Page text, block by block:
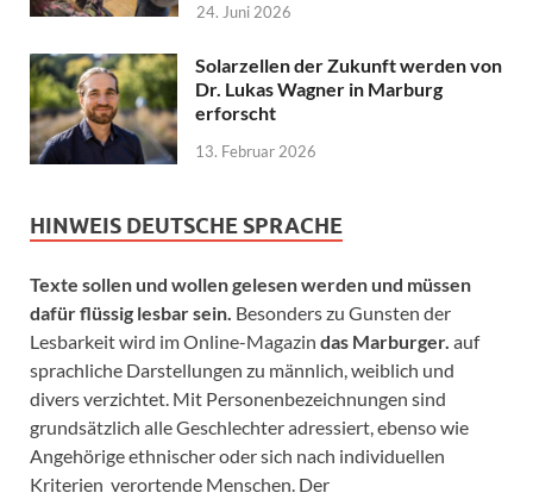
24. Juni 2026
Solarzellen der Zukunft werden von
Dr. Lukas Wagner in Marburg
erforscht
13. Februar 2026
HINWEIS DEUTSCHE SPRACHE
Texte sollen und wollen gelesen werden und müssen
dafür flüssig lesbar sein. Besonders zu Gunsten der
Lesbarkeit wird im Online-Magazin das Marburger. auf
sprachliche Darstellungen zu männlich, weiblich und
divers verzichtet. Mit Personenbezeichnungen sind
grundsätzlich alle Geschlechter adressiert, ebenso wie
Angehörige ethnischer oder sich nach individuellen
Kriterien verortende Menschen. Der